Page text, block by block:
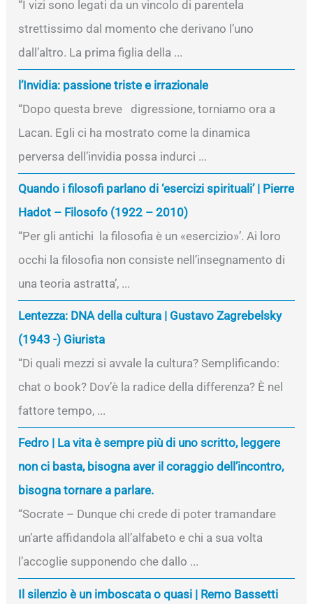
“I vizi sono legati da un vincolo di parentela
strettissimo dal momento che derivano l’uno
dall’altro. La prima figlia della ...
l’Invidia: passione triste e irrazionale
“Dopo questa breve digressione, torniamo ora a
Lacan. Egli ci ha mostrato come la dinamica
perversa dell’invidia possa indurci ...
Quando i filosofi parlano di ‘esercizi spirituali’ | Pierre
Hadot – Filosofo (1922 – 2010)
“Per gli antichi la filosofia è un «esercizio»’. Ai loro
occhi la filosofia non consiste nell’insegnamento di
una teoria astratta’, ...
Lentezza: DNA della cultura | Gustavo Zagrebelsky
(1943 -) Giurista
“Di quali mezzi si avvale la cultura? Semplificando:
chat o book? Dov’è la radice della differenza? È nel
fattore tempo, ...
Fedro | La vita è sempre più di uno scritto, leggere
non ci basta, bisogna aver il coraggio dell’incontro,
bisogna tornare a parlare.
“Socrate – Dunque chi crede di poter tramandare
un’arte affidandola all’alfabeto e chi a sua volta
l’accoglie supponendo che dallo ...
Il silenzio è un imboscata o quasi | Remo Bassetti